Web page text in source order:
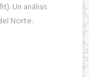
Un análisis
Norte.